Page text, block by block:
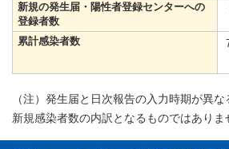
新規の発生届・陽性者登録センターへの
登録者数
累計感染者数
（注）発生届と日次報告の入力時期が異
新規感染者数の内訳となるものではありま